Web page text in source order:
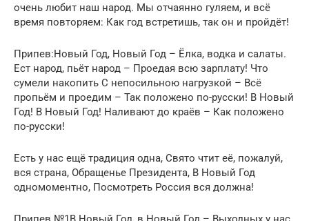
очень любит наш народ. Мы отчаянно гуляем, и всё
время повторяем: Как год встретишь, так он и пройдёт!
Припев:Новый Год, Новый Год – Ёлка, водка и салаты.
Ест народ, пьёт народ – Проедая всю зарплату! Что
сумели накопить С непосильною нагрузкой – Всё
пропьём и проедим – Так положено по-русски! В Новый
Год! В Новый Год! Наливают до краёв – Как положено
по-русски!
Есть у нас ещё традиция одна, Свято чтит её, пожалуй,
вся страна, Обращенье Президента, В Новый Год
одномоментно, Посмотреть Россия вся должна!